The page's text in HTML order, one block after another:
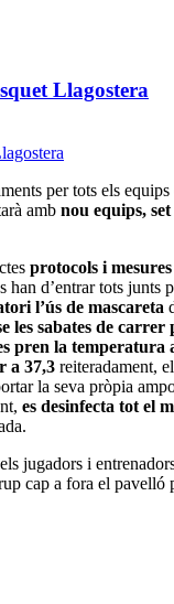
Llagostera
per tots els equips
amb nou equips,
protocols i
han d’entrar tots junts
l’ús de mascareta
les sabates de carrer
pren la temperatura
a 37,3 reiteradament,
la seva pròpia
es desinfecta tot el
jugadors i
cap a fora el pavelló